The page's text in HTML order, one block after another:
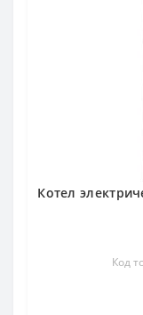
Котел
Код